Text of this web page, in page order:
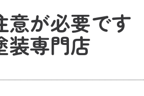
意が必要で
装専門店